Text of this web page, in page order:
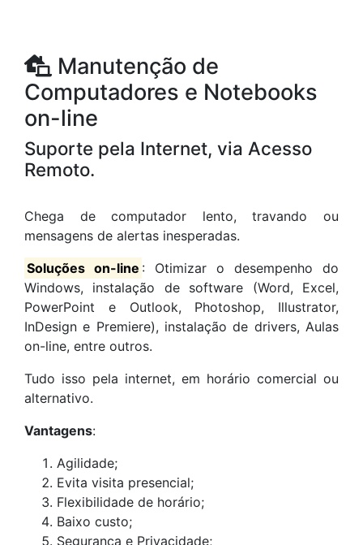
Manutenção de
Computadores e Notebooks
on-line
Suporte pela Internet, via Acesso
Remoto.
Chega de computador lento, travando ou
mensagens de alertas inesperadas.
Soluções on-line : Otimizar o desempenho do
Windows, instalação de software (Word, Excel,
PowerPoint e Outlook, Photoshop, Illustrator,
InDesign e Premiere), instalação de drivers, Aulas
on-line, entre outros.
Tudo isso pela internet, em horário comercial ou
alternativo.
Vantagens:
Agilidade;
Evita visita presencial;
Flexibilidade de horário;
Baixo custo;
Segurança e Privacidade;